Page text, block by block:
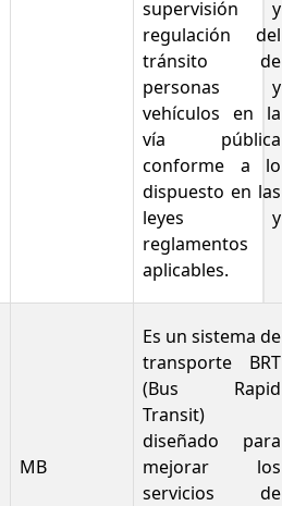
supervisión y
regulación del
tránsito de
personas y
vehículos en la
vía pública
conforme a lo
dispuesto en las
leyes y
reglamentos
aplicables.
MB
Es un sistema de
transporte BRT
(Bus Rapid
Transit)
diseñado para
mejorar los
servicios de